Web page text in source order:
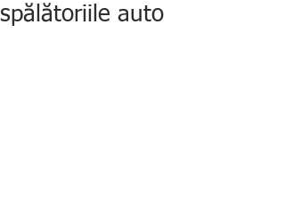
spălătoriile auto